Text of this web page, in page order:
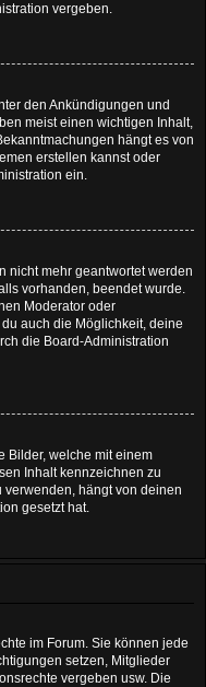
vergeben.
den Ankündigungen und
meist einen wichtigen Inhalt,
hängt es von
erstellen kannst oder
ein.
nicht mehr geantwortet werden
vorhanden, beendet wurde.
Moderator oder
auch die Möglichkeit, deine
die Board-Administration
Bilder, welche mit einem
Inhalt kennzeichnen zu
verwenden, hängt von deinen
gesetzt hat.
im Forum. Sie können jede
setzen, Mitglieder
vergeben usw. Die